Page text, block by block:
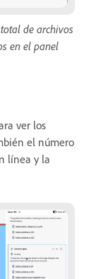
de archivos
en el panel
ver los
el número
línea y la